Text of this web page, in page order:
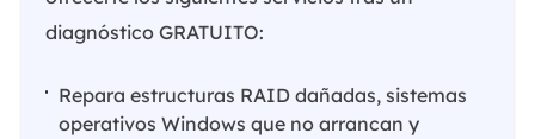
diagnóstico GRATUITO:
Repara estructuras RAID dañadas, sistemas
operativos Windows que no arrancan y